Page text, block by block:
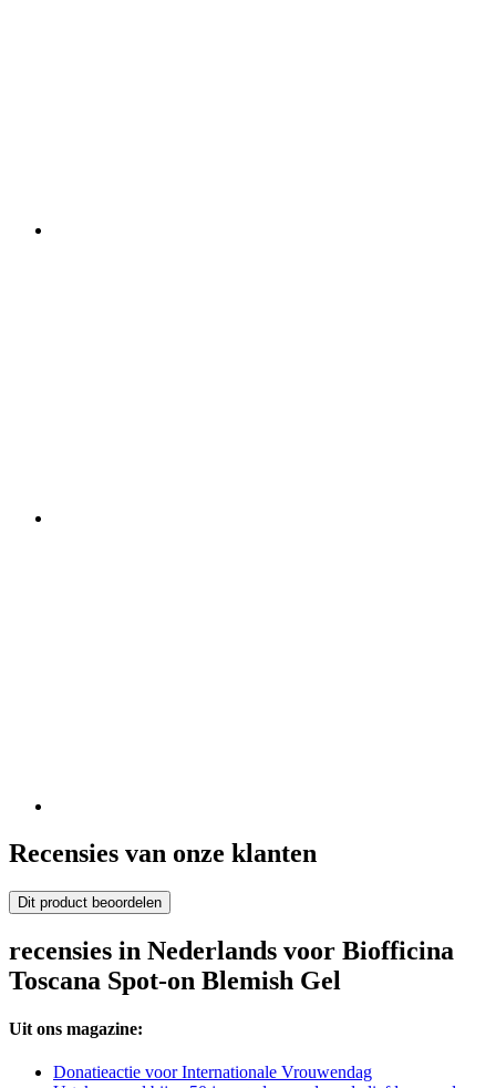
Recensies van onze klanten
Dit product beoordelen
recensies in Nederlands voor Biofficina
Toscana Spot-on Blemish Gel
Uit ons magazine:
Donatieactie voor Internationale Vrouwendag